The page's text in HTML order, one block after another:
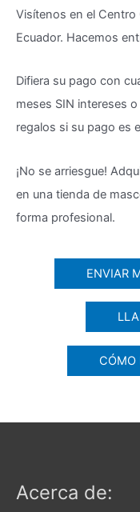
Visítenos en el Centro
Ecuador. Hacemos
Difiera su pago con
meses SIN intereses
regalos si su pago es
¡No se arriesgue!
en una tienda de
forma profesional.
ENVIAR
CÓMO
Acerca de: